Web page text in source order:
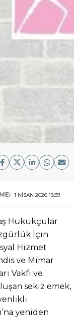
1 NISAN 2026 18:39
Hukukçular
İçin
Hizmet
ve Mimar
Vakfı ve
sekiz emek,
yeniden